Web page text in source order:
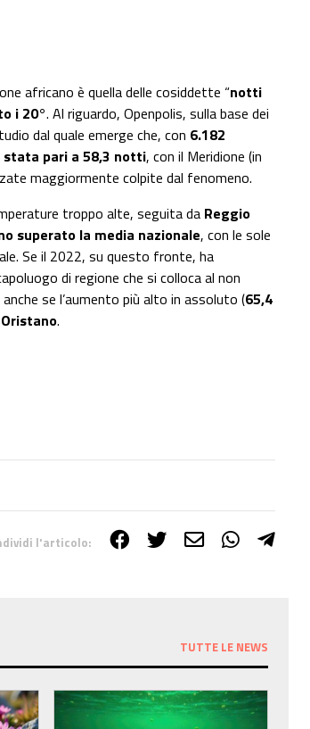
africano è quella delle cosiddette “notti
i 20°. Al riguardo, Openpolis, sulla base dei
dal quale emerge che, con 6.182
stata pari a 58,3 notti, con il Meridione (in
maggiormente colpite dal fenomeno.
troppo alte, seguita da Reggio
superato la media nazionale, con le sole
Se il 2022, su questo fronte, ha
di regione che si colloca al non
anche se l’aumento più alto in assoluto (65,4
Oristano.
l'articolo:
TUTTE LE NEWS